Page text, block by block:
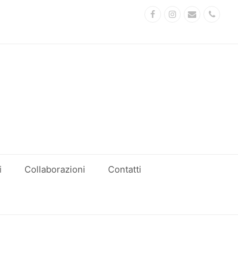
FacebookInstagram
Email
Collaborazioni Contatti